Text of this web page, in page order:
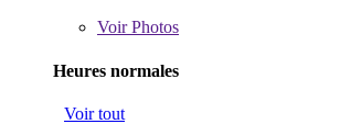
VoirPhotos
Heures normales
Voir tout